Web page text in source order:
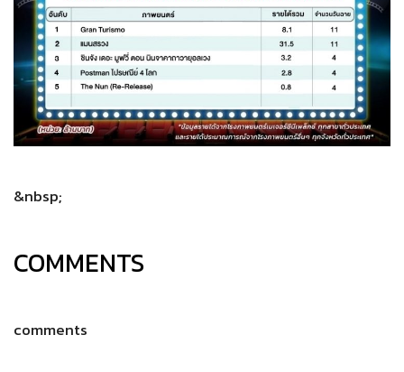
&nbsp;
COMMENTS
comments